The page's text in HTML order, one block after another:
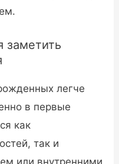
заметить
легче
в первые
как
так и
или внутренними